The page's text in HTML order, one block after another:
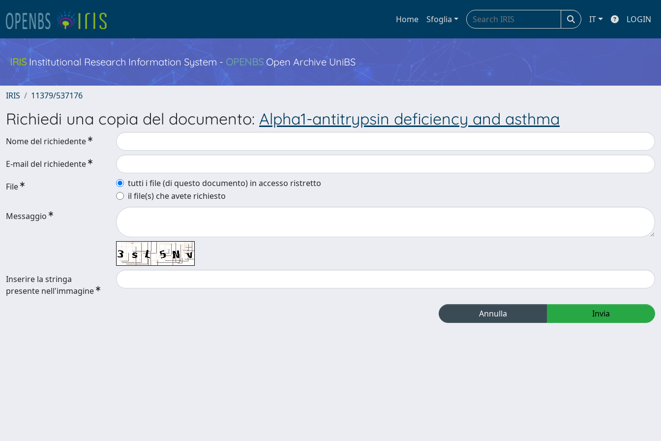
Home Sfoglia IT LOGIN
IRIS Institutional Research Information System - OPENBS Open Archive UniBS
IRIS 11379/537176
Richiedi una copia del documento: Alpha1-antitrypsin deficiency and asthma
Nome del richiedente
E-mail del richiedente
File
tutti i file (di questo documento) in accesso ristretto
il file(s) che avete richiesto
Messaggio
Inserire la stringa
presente nell'immagine
Annulla Invia